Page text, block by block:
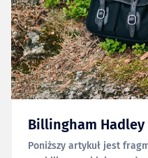
Billingham Hadley
Poniższy artykuł jest